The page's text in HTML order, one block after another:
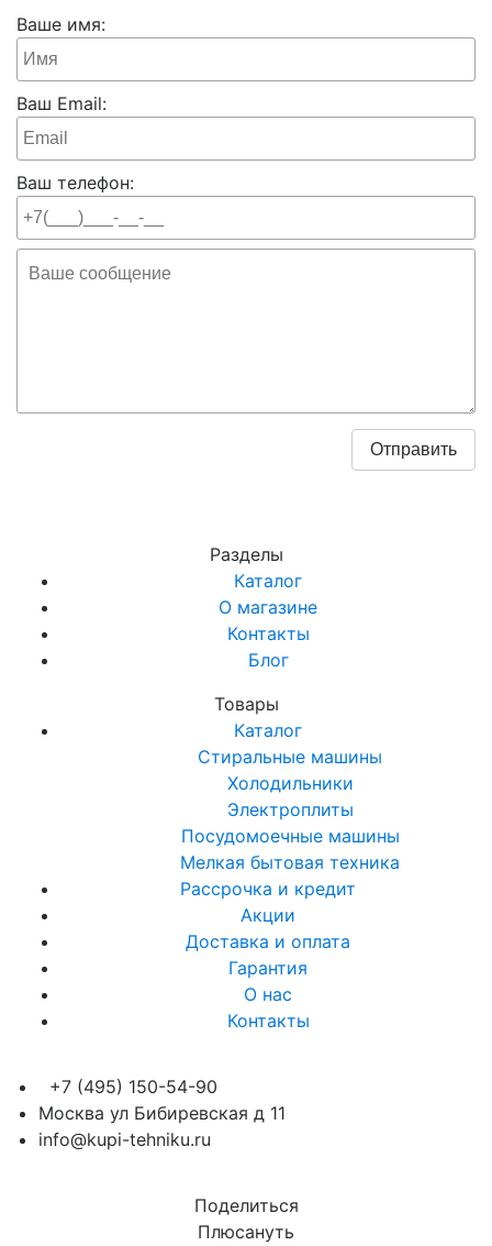
Ваше имя:
Ваш Email:
Ваш телефон:
Разделы
Каталог
О магазине
Контакты
Блог
Товары
Каталог
Стиральные машины
Холодильники
Электроплиты
Посудомоечные машины
Мелкая бытовая техника
Рассрочка и кредит
Акции
Доставка и оплата
Гарантия
О нас
Контакты
+7 (495) 150-54-90
Москва ул Бибиревская д 11
info@kupi-tehniku.ru
Поделиться
Плюсануть